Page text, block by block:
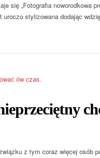
się „Fotografia noworodkowa
stylizowana dodając
z tym coraz więcej osób